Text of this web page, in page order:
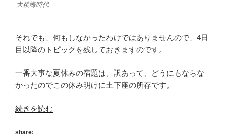
大後悔時代
それでも、何もしなかったわけではありませんので、4日
目以降のトピックを残しておきますのです。
一番大事な夏休みの宿題は、訳あって、どうにもならな
かったのでこの休み明けに土下座の所存です。
“[気
つ
続きを読む
share: